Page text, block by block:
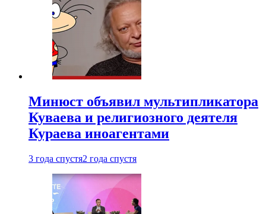
Минюст объявил мультипликатора
Куваева и религиозного деятеля
Кураева иноагентами
3 года спустя2 года спустя